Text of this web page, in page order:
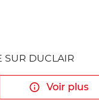
SUR DUCLAIR
Voir plus